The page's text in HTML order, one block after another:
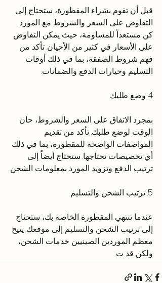
قبل أن تقوم بشراء المقطورة، ستحتاج إلى
التفاوض على السعر والشروط مع المورد.
كن مستعداً للمساومة، حيث يمكن التفاوض
على الأسعار في كثير من الأحيان. تأكد من
فهم شروط الصفقة، بما في ذلك أوقات
التسليم وخيارات الدفع والضمانات.
4. وضع طلبك
بمجرد الاتفاق على السعر والشروط، حان
الوقت لوضع طلبك. تأكد من تقديم
المواصفات الواضحة للمقطورة، بما في ذلك
أي تخصيصات تحتاجها. ستحتاج أيضاً إلى
ترتيب الدفع وتزويد المورد بمعلومات الشحن.
5. ترتيب الشحن والتسليم
عندما تنتهي المقطورة الخاصة بك، ستحتاج
إلى ترتيب الشحن والتسليم إلى موقعك. يتيح
معظم الموردين الصينيين خدمات الشحن،
ولكن قد ت